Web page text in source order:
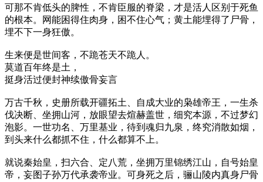
可那不肯低头的脾性，不肯臣服的脊梁，才是活人区别于死鱼
的根本。网能困得住肉身，困不住心气；黄土能埋得了尸骨，
埋不下一身狂傲。
生来便是世间客，不跪苍天不跪人。
莫道百年终是土，
挺身活过便封神续傲骨妄言
万古千秋，史册所载开疆拓土、自成大业的枭雄帝王，一生杀
伐决断、坐拥山河，放眼望去煊赫盖世，细究本源，不过梦幻
泡影。一世功名、万里基业，待到魂归九泉，终究消散如烟，
到头来什么都抓不住，什么都算不上。
就说秦始皇，扫六合、定八荒，坐拥万里锦绣江山，自号始皇
帝，妄图子孙万代承袭帝业。可身死之后，骊山陵内真身尸骨